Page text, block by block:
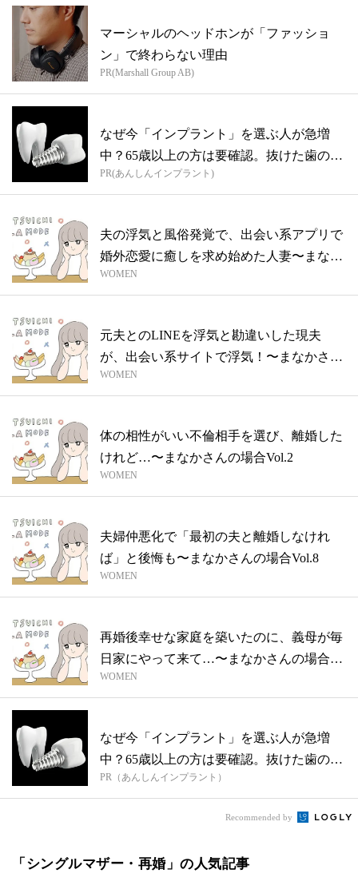
マーシャルのヘッドホンが「ファッショ
ン」で終わらない理由
PR(Marshall Group AB)
なぜ今「インプラント」を選ぶ人が急増
中？65歳以上の方は要確認。抜けた歯の放
置は...
PR(あんしんインプラント)
夫の浮気と風俗発覚で、出会い系アプリで
婚外恋愛に癒しを求め始めた人妻〜まなか
さん...
WOMEN
元夫とのLINEを浮気と勘違いした現夫
が、出会い系サイトで浮気！〜まなかさん
の場...
WOMEN
体の相性がいい不倫相手を選び、離婚した
けれど…〜まなかさんの場合Vol.2
WOMEN
夫婦仲悪化で「最初の夫と離婚しなけれ
ば」と後悔も〜まなかさんの場合Vol.8
WOMEN
再婚後幸せな家庭を築いたのに、義母が毎
日家にやって来て…〜まなかさんの場合
Vol...
WOMEN
なぜ今「インプラント」を選ぶ人が急増
中？65歳以上の方は要確認。抜けた歯の放
置は...
PR（あんしんインプラント）
Recommended by
「シングルマザー・再婚」の人気記事